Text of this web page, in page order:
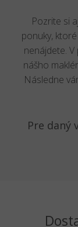
Pozrite si
ponuky,
nenájdete.
nášho
Následne
Pre daný